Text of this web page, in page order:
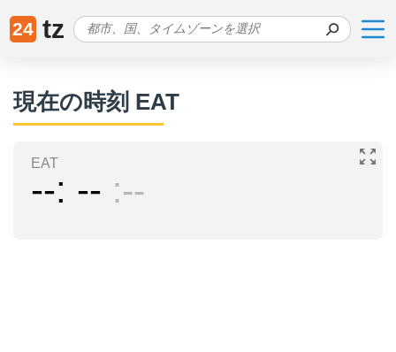
24 tz
現在の時刻 EAT
EAT
-- -- --